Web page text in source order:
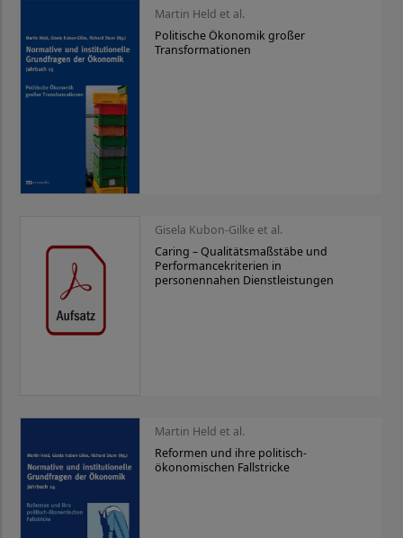
Martin Held et al.
Politische Ökonomik großer
Transformationen
Gisela Kubon-Gilke et al.
Caring – Qualitätsmaßstäbe und
Performancekriterien in
personennahen Dienstleistungen
Martin Held et al.
Reformen und ihre politisch-
ökonomischen Fallstricke